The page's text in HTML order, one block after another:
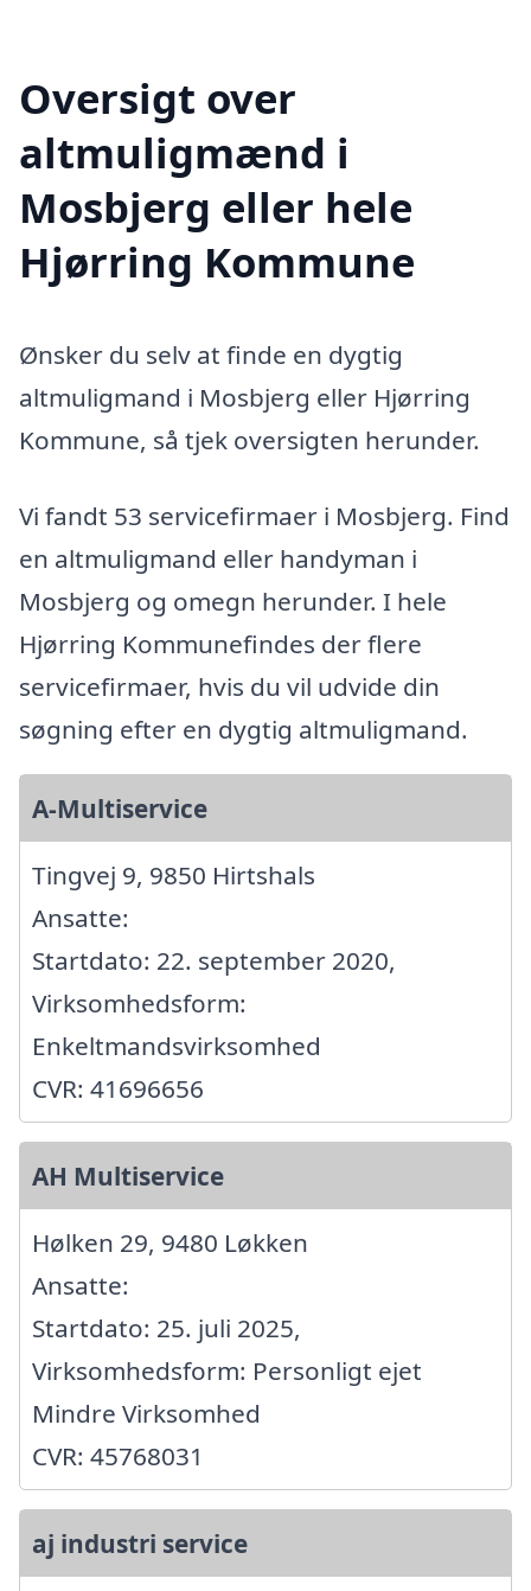
Oversigt over
altmuligmænd i
Mosbjerg eller hele
Hjørring Kommune
Ønsker du selv at finde en dygtig
altmuligmand i Mosbjerg eller Hjørring
Kommune, så tjek oversigten herunder.
Vi fandt 53 servicefirmaer i Mosbjerg. Find
en altmuligmand eller handyman i
Mosbjerg og omegn herunder. I hele
Hjørring Kommunefindes der flere
servicefirmaer, hvis du vil udvide din
søgning efter en dygtig altmuligmand.
A-Multiservice
Tingvej 9, 9850 Hirtshals
Ansatte:
Startdato: 22. september 2020,
Virksomhedsform:
Enkeltmandsvirksomhed
CVR: 41696656
AH Multiservice
Hølken 29, 9480 Løkken
Ansatte:
Startdato: 25. juli 2025,
Virksomhedsform: Personligt ejet
Mindre Virksomhed
CVR: 45768031
aj industri service